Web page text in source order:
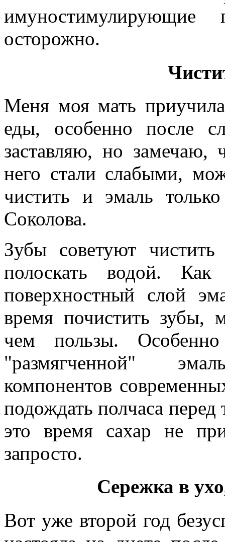
осторожно.
Меня моя мать
еды, особенно после
заставляю, но замечаю,
него стали слабыми,
чистить и эмаль
Соколова.
Зубы советуют
полоскать водой.
поверхностный слой
время почистить зубы,
чем пользы.
"размягченной"
компонентов
подождать полчаса перед
это время сахар не
запросто.
Сережка в
Вот уже второй год